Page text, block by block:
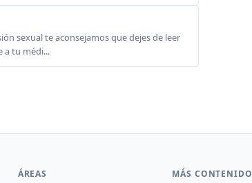
sexual te aconsejamos que dejes de leer
a tu médi...
ÁREAS MÁS CONTENIDO